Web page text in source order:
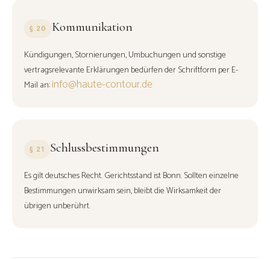
§ 20 Kommunikation
Kündigungen, Stornierungen, Umbuchungen und sonstige
vertragsrelevante Erklärungen bedürfen der Schriftform per E-
Mail an:info@haute-contour.de
§ 21 Schlussbestimmungen
Es gilt deutsches Recht. Gerichtsstand ist Bonn. Sollten einzelne
Bestimmungen unwirksam sein, bleibt die Wirksamkeit der
übrigen unberührt.